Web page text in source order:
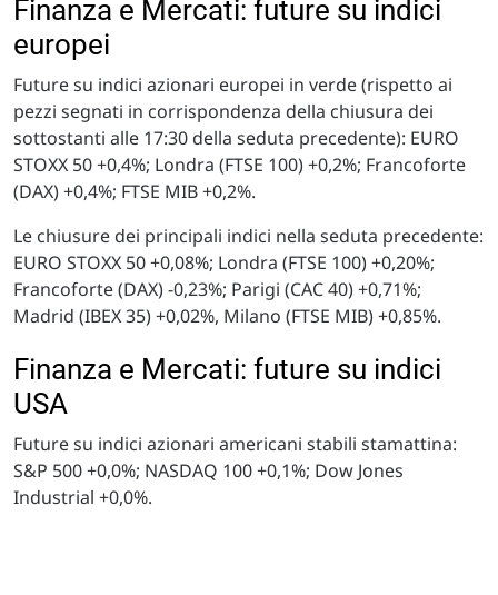
Finanza e Mercati: future su indici
europei
Future su indici azionari europei in verde (rispetto ai
pezzi segnati in corrispondenza della chiusura dei
sottostanti alle 17:30 della seduta precedente): EURO
STOXX 50 +0,4%; Londra (FTSE 100) +0,2%; Francoforte
(DAX) +0,4%; FTSE MIB +0,2%.
Le chiusure dei principali indici nella seduta precedente:
EURO STOXX 50 +0,08%; Londra (FTSE 100) +0,20%;
Francoforte (DAX) -0,23%; Parigi (CAC 40) +0,71%;
Madrid (IBEX 35) +0,02%, Milano (FTSE MIB) +0,85%.
Finanza e Mercati: future su indici
USA
Future su indici azionari americani stabili stamattina:
S&P 500 +0,0%; NASDAQ 100 +0,1%; Dow Jones
Industrial +0,0%.